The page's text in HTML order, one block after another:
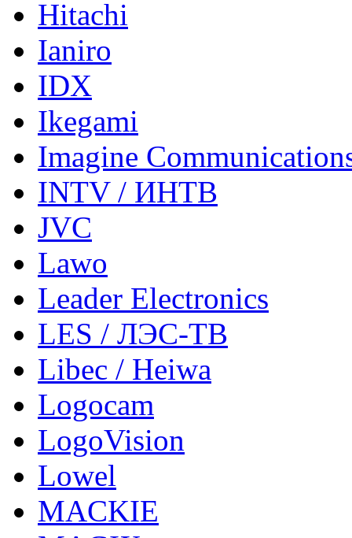
Hitachi
Ianiro
IDX
Ikegami
Imagine
INTV / ИНТВ
JVC
Lawo
Leader Electronics
LES / ЛЭС-ТВ
Libec / Heiwa
Logocam
LogoVision
Lowel
MACKIE